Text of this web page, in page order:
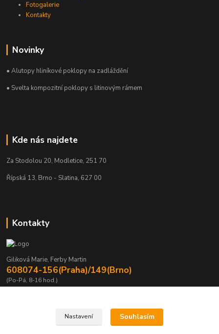
Fotogalerie
Kontakty
Novinky
• Alutopy hliníkové poklopy na zadláždění
• Svelta kompozitní poklopy s litinovým rámem
Kde nás najdete
Za Stodolou 20, Modletice, 251 70
Řípská 13, Brno - Slatina, 627 00
Kontakty
Giliková Marie, Ferby Martin
608074-156(Praha)/149(Brno)
(Po-Pá, 8-16 hod.)
Nastavení Souhlasím